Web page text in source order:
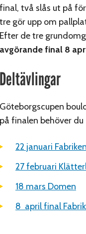
final, två slås ut på
tre gör upp om
Efter de tre
avgörande final 8
Deltävlingar
Göteborgscupen
på finalen behöver
22 januari Fabriken
27 februari
18 mars Domen
8 april final